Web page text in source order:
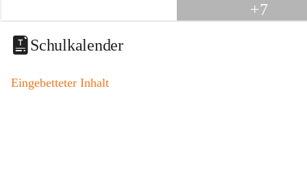
i
t
a
o
+7
Schulkalender
Eingebetteter Inhalt